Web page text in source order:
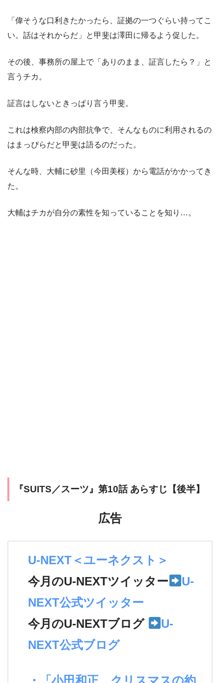
「偉そうな口利きたかったら、証拠の一つぐらい持ってこ
い。話はそれからだ」と甲斐は澤田に帰るよう促した。
その後、事務所の屋上で「ありのまま、証言したら？」と
言うチカ。
証言はしないときっぱり言う甲斐。
これは検察内部の内部抗争で、そんなものに利用されるの
はまっぴらだと甲斐は語るのだった。
そんな時、大輔に砂里（今田美桜）から電話がかかってき
た。
大輔はチカが自分の素性を知っていることを知り…。
『SUITS／スーツ』第10話 あらすじ【後半】
広告
U-NEXT＜ユーネクスト＞
今月のU-NEXTツイッター
U-
NEXT公式ツイッター
今月のU-NEXTブログ
U-
NEXT公式ブログ
・「小田和正 クリスマスの約